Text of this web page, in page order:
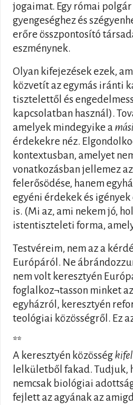
jogaimat. Egy római
gyengeséghez és
erőre összpontosító
eszménynek.
Olyan kifejezések ezek,
közvetít az egymás iránti
tisztelettől és
kapcsolatban használ).
amelyek mindegyike a
érdekekre néz.
kontextusban, amelyet
vonatkozásban jellemez
felerősödése, hanem
egyéni érdekek és
is. (Mi az, ami nekem jó,
istentiszteleti forma,
Testvéreim, nem az a
Európáról. Ne
nem volt keresztyén
foglalkoz¬tasson minket
egyházról, keresztyén
teológiai közösségről. Ez
**
A keresztyén közösség
lelkületből fakad. Tudjuk,
nemcsak biológiai
fejlett az agyának az